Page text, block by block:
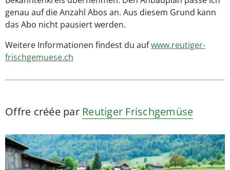
genau auf die Anzahl Abos an. Aus diesem Grund kann
das Abo nicht pausiert werden.
​Weitere Informationen findest du aufwww.reutiger-
frischgemuese.ch
Offre créée par Reutiger Frischgemüse